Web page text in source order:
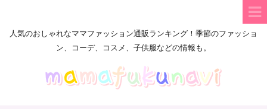
人気のおしゃれなママファッション通販ランキング！季節のファッショ
ン、コーデ、コスメ、子供服などの情報も。